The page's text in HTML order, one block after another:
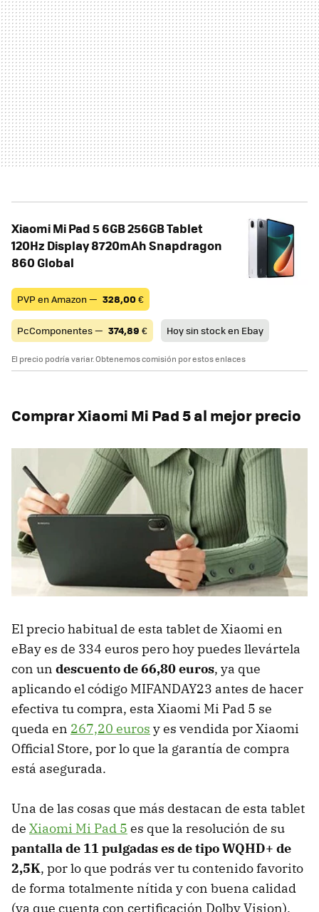
Xiaomi Mi Pad 5 6GB 256GB Tablet
120Hz Display 8720mAh Snapdragon
860 Global
PVP en Amazon — 328,00€
PcComponentes — 374,89 € Hoy sin stock en Ebay
El precio podría variar. Obtenemos comisión por estos enlaces
Comprar Xiaomi Mi Pad 5 al mejor precio
El precio habitual de esta tablet de Xiaomi en
eBay es de 334 euros pero hoy puedes llevártela
con un descuento de 66,80 euros, ya que
aplicando el código MIFANDAY23 antes de hacer
efectiva tu compra, esta Xiaomi Mi Pad 5 se
queda en 267,20 euros y es vendida por Xiaomi
Official Store, por lo que la garantía de compra
está asegurada.
Una de las cosas que más destacan de esta tablet
de Xiaomi Mi Pad 5 es que la resolución de su
pantalla de 11 pulgadas es de tipo WQHD+ de
2,5K, por lo que podrás ver tu contenido favorito
de forma totalmente nítida y con buena calidad
(ya que cuenta con certificación Dolby Vision).